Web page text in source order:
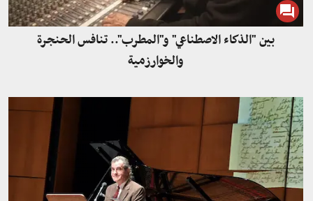
بين "الذكاء الاصطناعي" و"المطرب".. تنافس الحنجرة
والخوارزمية